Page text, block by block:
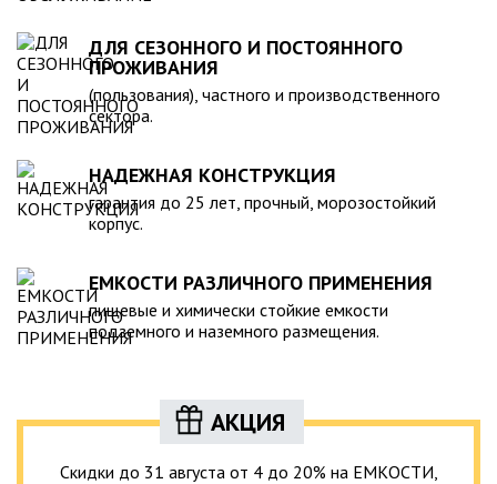
ДЛЯ СЕЗОННОГО И ПОСТОЯННОГО
ПРОЖИВАНИЯ
(пользования), частного и производственного
сектора.
НАДЕЖНАЯ КОНСТРУКЦИЯ
гарантия до 25 лет, прочный, морозостойкий
корпус.
ЕМКОСТИ РАЗЛИЧНОГО ПРИМЕНЕНИЯ
пищевые и химически стойкие емкости
подземного и наземного размещения.
АКЦИЯ
Скидки до 31 августа от 4 до 20% на ЕМКОСТИ,